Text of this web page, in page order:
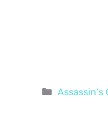
Categorie
Assassin's